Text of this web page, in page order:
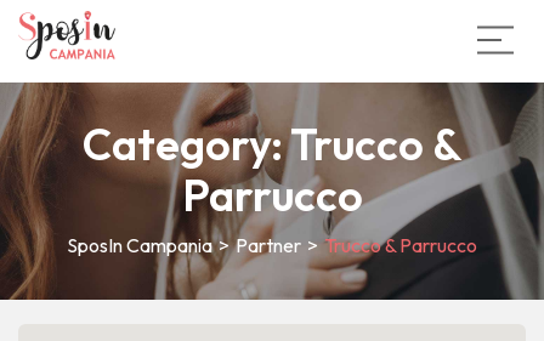
Category:Trucco &
Parrucco
SposIn Campania>Partner > Trucco & Parrucco